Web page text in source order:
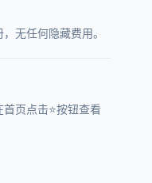
无任何隐藏费用。
页点击⭐按钮查看